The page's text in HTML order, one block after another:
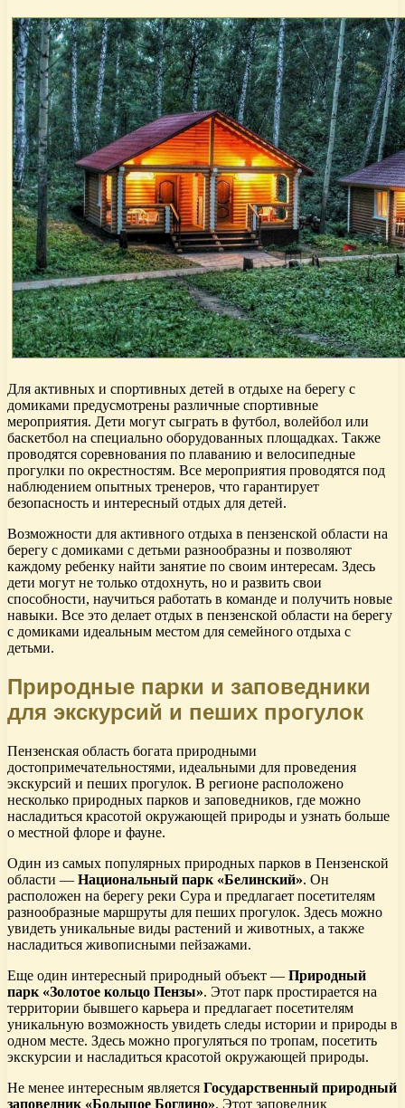
Для активных и спортивных детей в отдыхе на берегу с
домиками предусмотрены различные спортивные
мероприятия. Дети могут сыграть в футбол, волейбол или
баскетбол на специально оборудованных площадках. Также
проводятся соревнования по плаванию и велосипедные
прогулки по окрестностям. Все мероприятия проводятся под
наблюдением опытных тренеров, что гарантирует
безопасность и интересный отдых для детей.
Возможности для активного отдыха в пензенской области на
берегу с домиками с детьми разнообразны и позволяют
каждому ребенку найти занятие по своим интересам. Здесь
дети могут не только отдохнуть, но и развить свои
способности, научиться работать в команде и получить новые
навыки. Все это делает отдых в пензенской области на берегу
с домиками идеальным местом для семейного отдыха с
детьми.
Природные парки и заповедники
для экскурсий и пеших прогулок
Пензенская область богата природными
достопримечательностями, идеальными для проведения
экскурсий и пеших прогулок. В регионе расположено
несколько природных парков и заповедников, где можно
насладиться красотой окружающей природы и узнать больше
о местной флоре и фауне.
Один из самых популярных природных парков в Пензенской
области — Национальный парк «Белинский». Он
расположен на берегу реки Сура и предлагает посетителям
разнообразные маршруты для пеших прогулок. Здесь можно
увидеть уникальные виды растений и животных, а также
насладиться живописными пейзажами.
Еще один интересный природный объект — Природный
парк «Золотое кольцо Пензы». Этот парк простирается на
территории бывшего карьера и предлагает посетителям
уникальную возможность увидеть следы истории и природы в
одном месте. Здесь можно прогуляться по тропам, посетить
экскурсии и насладиться красотой окружающей природы.
Не менее интересным является Государственный природный
заповедник «Большое Богдино». Этот заповедник